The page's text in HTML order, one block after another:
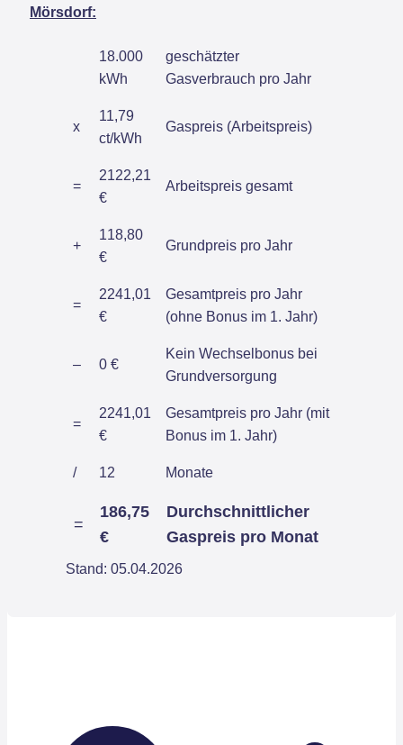
Mörsdorf:
18.000
kWh
geschätzter
Gasverbrauch pro Jahr
x
11,79
ct/kWh
Gaspreis (Arbeitspreis)
=
2122,21
€
Arbeitspreis gesamt
+
118,80
€
Grundpreis pro Jahr
=
2241,01
€
Gesamtpreis pro Jahr
(ohne Bonus im 1. Jahr)
– 0 €
Kein Wechselbonus bei
Grundversorgung
=
2241,01
€
Gesamtpreis pro Jahr (mit
Bonus im 1. Jahr)
/ 12 Monate
=
186,75
€
Durchschnittlicher
Gaspreis pro Monat
Stand: 05.04.2026